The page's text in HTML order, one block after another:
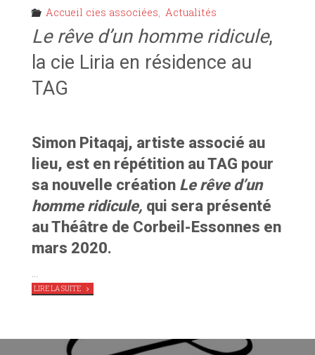
Accueil cies associées Actualités
Le rêve d’un homme ridicule,
la cie Liria en résidence au
TAG
Simon Pitaqaj, artiste associé au
lieu, est en répétition au TAG pour
sa nouvelle création Le rêve d’un
homme ridicule, qui sera présenté
au Théâtre de Corbeil-Essonnes en
mars 2020.
LIRE LA SUITE"
LE
RÊVE
CIE